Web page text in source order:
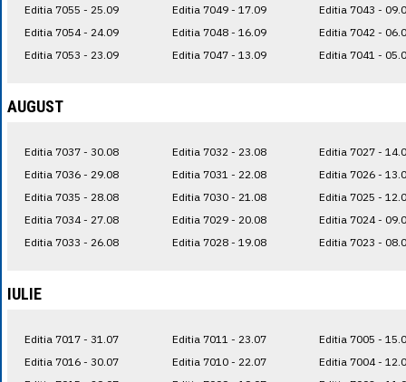
Editia 7055 - 25.09
Editia 7054 - 24.09
Editia 7053 - 23.09
Editia 7049 - 17.09
Editia 7048 - 16.09
Editia 7047 - 13.09
Editia 7043 -
Editia 7042 -
Editia 7041 -
AUGUST
Editia 7037 - 30.08
Editia 7036 - 29.08
Editia 7035 - 28.08
Editia 7034 - 27.08
Editia 7033 - 26.08
Editia 7032 - 23.08
Editia 7031 - 22.08
Editia 7030 - 21.08
Editia 7029 - 20.08
Editia 7028 - 19.08
Editia 7027 -
Editia 7026 -
Editia 7025 -
Editia 7024 -
Editia 7023 -
IULIE
Editia 7017 - 31.07
Editia 7016 - 30.07
Editia 7011 - 23.07
Editia 7010 - 22.07
Editia 7005 -
Editia 7004 -